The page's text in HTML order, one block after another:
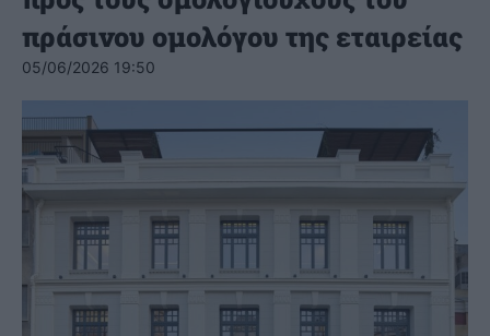
πράσινου ομολόγου της εταιρείας
05/06/2026 19:50